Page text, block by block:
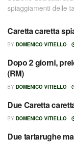
spiaggiamenti delle
RITROVAMENTI
Caretta caretta
BY DOMENICO VITIELLO
RITROVAMENTI
Dopo 2 giorni,
(RM)
BY DOMENICO VITIELLO
RITROVAMENTI
Due Caretta
BY DOMENICO VITIELLO
RITROVAMENTI
Due tartarughe